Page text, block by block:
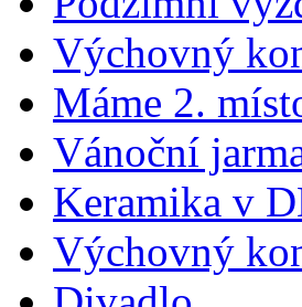
Výchovný
Máme 2.
Vánoční
Keramika v
Výchovný